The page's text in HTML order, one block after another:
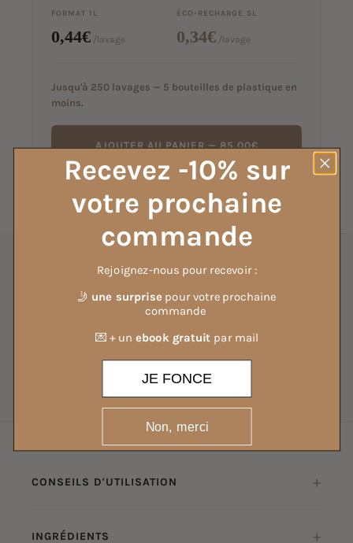
FORMAT 1L
0,44€ /lavage
ÉCO-RECHARGE 5L
0,34€ /lavage
Jusqu'à 250 lavages — 5 bouteilles de plastique en
moins.
AJOUTER AU PANIER — 85,00€
95% NATUREL
🇫🇷
MADE IN FRANCE
Fabriqué avec soin en
PEAUX SENSIBLES
🐰
CRUELTY-FREE
CONSEILS D'UTILISATION +
40 ml : eau moyennement dure
INGRÉDIENTS +
Recevez -10% sur
votre prochaine
commande
Rejoignez-nous pour recevoir :
🤳 une surprise pour votre prochaine
commande
💌 + un ebook gratuit par mail
JE FONCE
Non, merci